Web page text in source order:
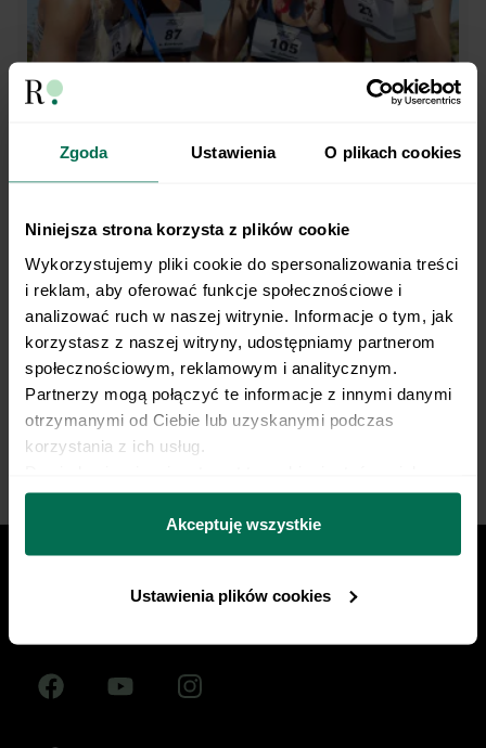
Zgoda Ustawienia O plikach cookies
Niniejsza strona korzysta z plików cookie
Wykorzystujemy pliki cookie do spersonalizowania treści
i reklam, aby oferować funkcje społecznościowe i
analizować ruch w naszej witrynie. Informacje o tym, jak
korzystasz z naszej witryny, udostępniamy partnerom
społecznościowym, reklamowym i analitycznym.
Partnerzy mogą połączyć te informacje z innymi danymi
otrzymanymi od Ciebie lub uzyskanymi podczas
korzystania z ich usług.
można się z nami skontaktować i w jaki sposób
przetwarzamy dane osobowe w ramach
prywatności.
Akceptuję wszystkie
Ustawienia plików cookies
Trenujesz regularnie?
My robimy dietę.
Opieka dietetyka sportowego i indywidualny plan
żywieniowy dopasowany do Twojej dyscypliny,
treningów i sportowych celów. Nie pozwól, by źle
dobrana dieta ograniczała Twój progres.
Zacznij współpracę